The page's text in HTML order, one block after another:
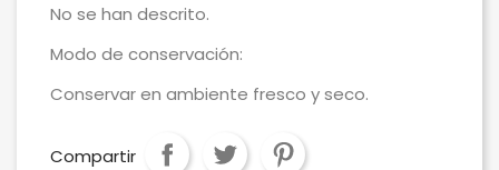
No se han descrito.
Modo de conservación:
Conservar en ambiente fresco y seco.
Compartir